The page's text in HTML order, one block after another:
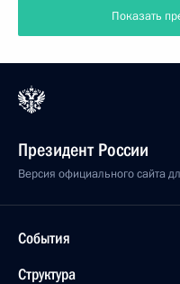
Показать
Президент России
Версия официального сайта
События
Структура